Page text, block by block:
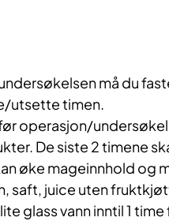
må du
utsette timen.
operasjon/
De siste 2 timene
øke mageinnhold og
saft, juice uten
glass vann inntil 1